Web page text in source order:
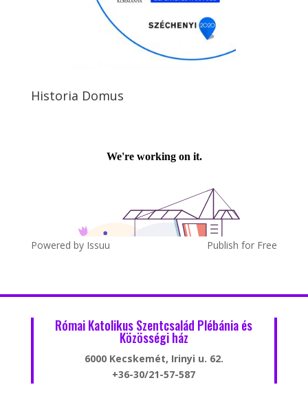
Historia Domus
Powered by Issuu Publish for Free
Római Katolikus Szentcsalád Plébánia és
Közösségi ház
6000 Kecskemét, Irinyi u. 62.
+36-30/21-57-587